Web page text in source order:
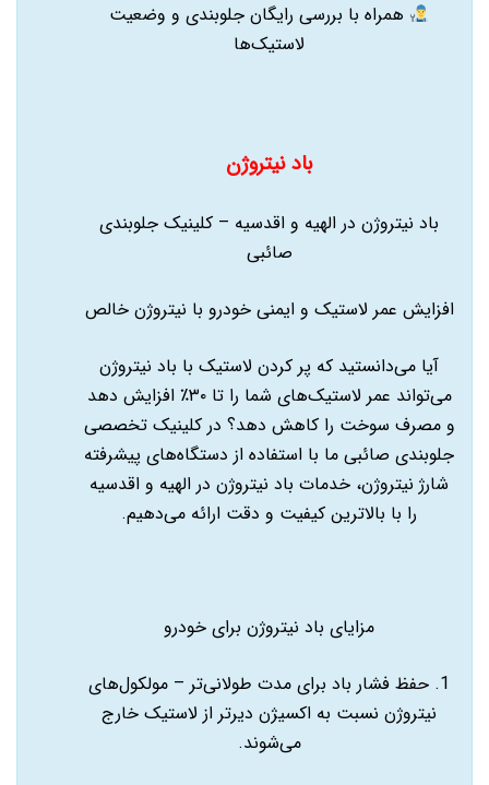
همراه با بررسی رایگان جلوبندی و وضعیت
لاستیک‌ها
باد نیتروژن
باد نیتروژن در الهیه و اقدسیه – کلینیک جلوبندی
صائبی
افزایش عمر لاستیک و ایمنی خودرو با نیتروژن خالص
آیا می‌دانستید که پر کردن لاستیک با باد نیتروژن
می‌تواند عمر لاستیک‌های شما را تا ۳۰٪ افزایش دهد
و مصرف سوخت را کاهش دهد؟ در کلینیک تخصصی
جلوبندی صائبی ما با استفاده از دستگاه‌های پیشرفته
شارژ نیتروژن، خدمات باد نیتروژن در الهیه و اقدسیه
را با بالاترین کیفیت و دقت ارائه می‌دهیم.
مزایای باد نیتروژن برای خودرو
1. حفظ فشار باد برای مدت طولانی‌تر – مولکول‌های
نیتروژن نسبت به اکسیژن دیرتر از لاستیک خارج
می‌شوند.